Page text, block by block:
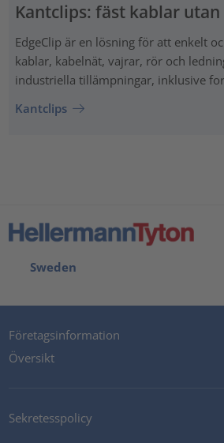
Kantclips: fäst kablar
EdgeClip är en lösning för att enkelt
kablar, kabelnät, vajrar, rör och
industriella tillämpningar, inklusive
Kantclips
Sweden
Företagsinformation
Översikt
Sekretesspolicy